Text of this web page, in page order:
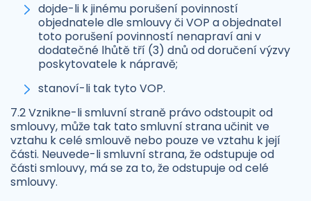
dojde-li k jinému porušení povinností
objednatele dle smlouvy či VOP a objednatel
toto porušení povinností nenapraví ani v
dodatečné lhůtě tří (3) dnů od doručení výzvy
poskytovatele k nápravě;
stanoví-li tak tyto VOP.
7.2 Vznikne-li smluvní straně právo odstoupit od
smlouvy, může tak tato smluvní strana učinit ve
vztahu k celé smlouvě nebo pouze ve vztahu k její
části. Neuvede-li smluvní strana, že odstupuje od
části smlouvy, má se za to, že odstupuje od celé
smlouvy.